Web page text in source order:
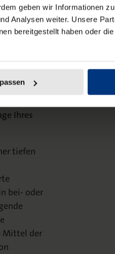
geben wir Informationen
Analysen weiter. Unsere
bereitgestellt haben oder
von
eine stete
sich
Ihres
tiefen
bei- oder
Mittel der